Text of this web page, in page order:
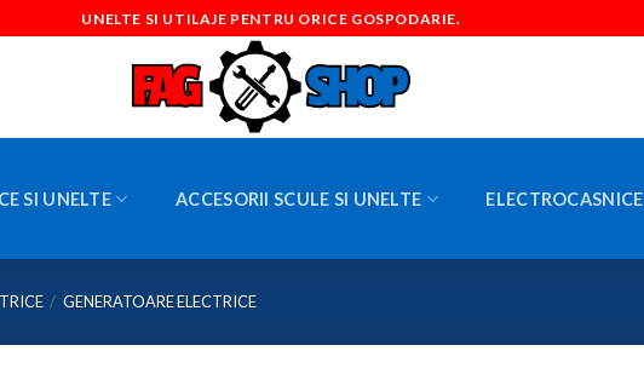
UNELTE SI UTILAJE PENTRU ORICE GOSPODARIE.
SI UNELTE ACCESORII SCULE SI UNELTE ELECTROCASNICE
/ GENERATOARE ELECTRICE